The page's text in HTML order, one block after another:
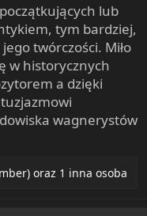
lub
tym bardziej,
twórczości. Miło
w historycznych
a dzięki
wagnerystów
oraz 1 inna osoba